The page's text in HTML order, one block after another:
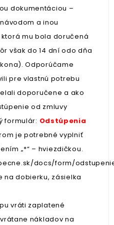
dokumentáciou –
a inou
mu bola doručená
však do 14 dní odo dňa
Odporúčame
pre vlastnú potrebu
doporučene a ako
od zmluvy
formulár: Odstúpenia
je potrebné vyplniť
„*“ – hviezdičkou.
docs/form/
na dobierku, zásielka
vráti zaplatené
nákladov na